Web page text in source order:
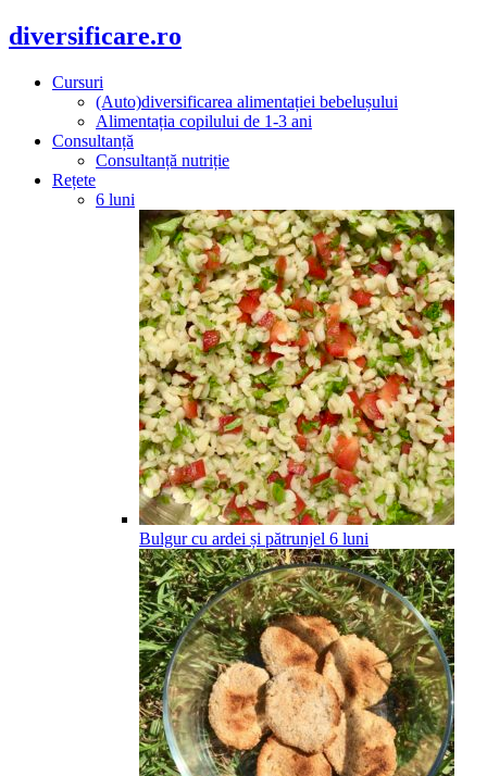
diversificare.ro
Cursuri
(Auto)diversificarea alimentației bebelușului
Alimentația copilului de 1-3 ani
Consultanță
Consultanță nutriție
Rețete
6 luni
Bulgur cu ardei și pătrunjel 6 luni